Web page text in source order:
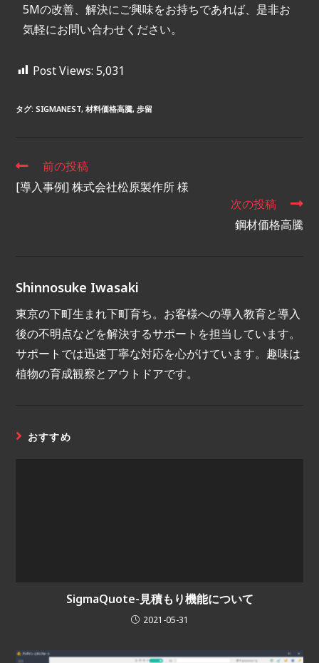
5Mの改善、解決にご興味をお持ちであれば、是非お
気軽にお問い合わせください。
Post Views: 5,031
タグ:SIGMANEST, 材料価格高騰, 歩留
前の投稿
[導入事例] 株式会社松原製作所 様
次の投稿
鋼材価格高騰
Shinnosuke Iwasaki
東京の下町生まれ下町育ち。お客様への導入教育と導入
後の不明点などを解決するサポートを担当しています。
サポートでは迅速丁寧な対応を心がけています。趣味は
植物の育成観察とアウトドアです。
おすすめ
SigmaQuote-見積もり機能について
2021-05-31